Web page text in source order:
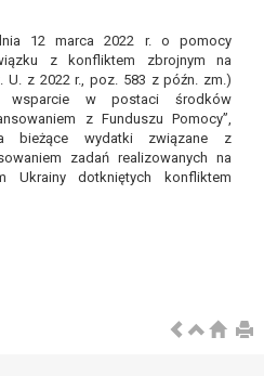
12 marca 2022 r. o pomocy
z konfliktem zbrojnym na
U. z 2022 r., poz. 583 z późn. zm.)
wsparcie w postaci środków
z Funduszu Pomocy”,
bieżące wydatki związane z
zadań realizowanych na
Ukrainy dotkniętych konfliktem
ustawowym lub
poddawane
podejmowaniu decyzji, w